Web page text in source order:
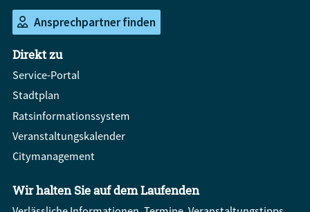
Ansprechpartner finden
Direkt zu
Service-Portal
Stadtplan
Ratsinformationssystem
Veranstaltungskalender
Citymanagement
Wir halten Sie auf dem Laufenden